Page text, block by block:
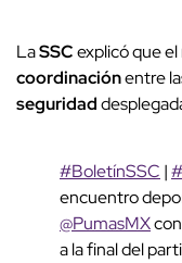
LaSSCexplicó que el
coordinaciónentre
seguridad
#BoletínSSC |
encuentro
@PumasMX
a la final del